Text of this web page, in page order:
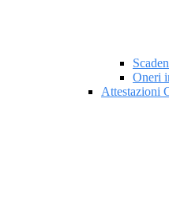
Oneri
Attestazioni